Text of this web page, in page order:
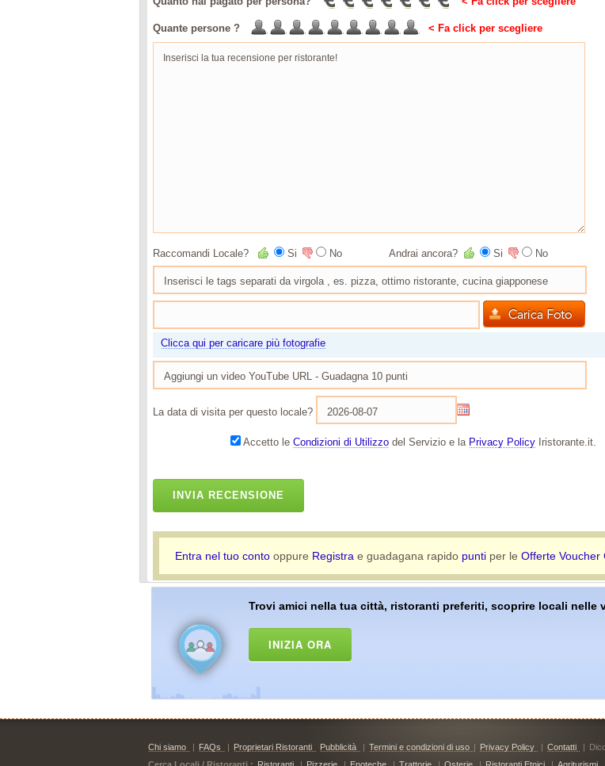
Quante persone ? < Fa click per scegliere
Raccomandi Locale? Si No Andrai ancora? Si No
Clicca qui per caricare più fotografie
La data di visita per questo locale?
Accetto le Condizioni di Utilizzodel Servizio e la Privacy PolicyIristorante.it.
INVIA RECENSIONE
Entra nel tuo contooppure Registra e guadagana rapido puntiper le Offerte Voucher
Trovi amici nella tua città, ristoranti preferiti, scoprire locali nelle
INIZIA ORA
Chi siamo | FAQs | Proprietari Ristoranti Pubblicità | Termini e condizioni di uso | Privacy Policy | Contatti |